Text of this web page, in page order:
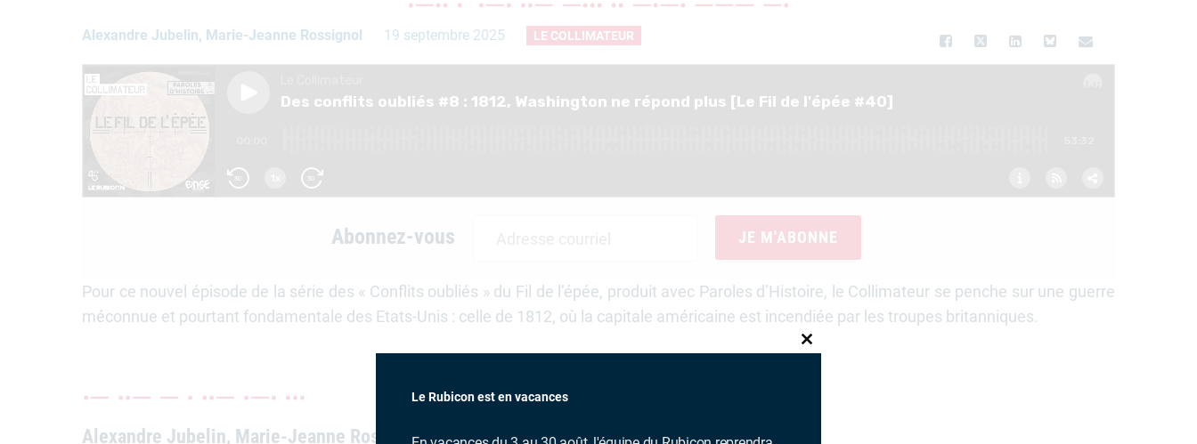
Alexandre Jubelin, Marie-Jeanne Rossignol 19 septembre 2025 LE COLLIMATEUR
Abonnez-vous JE M'ABONNE
Pour ce nouvel épisode de la série des « Conflits oubliés » du Fil de l’épée, produit avec Paroles d’Histoire, le Collimateur se penche sur une guerre
méconnue et pourtant fondamentale des Etats-Unis : celle de 1812, où la capitale américaine est incendiée par les troupes britanniques.
Alexandre Jubelin, Marie-Jeanne Rossignol
CLOSE
Le Rubicon est en vacances